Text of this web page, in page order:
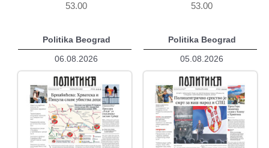
53.00 53.00
Politika Beograd
06.08.2026
Politika Beograd
05.08.2026